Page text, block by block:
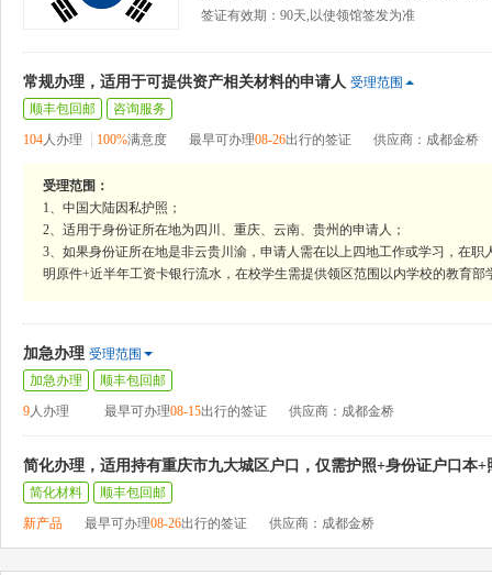
签证有效期：90天,以使领馆签发为准
常规办理，适用于可提供资产相关材料的申请人 受理范围
顺丰包回邮
咨询服务
104人办理 100%满意度 最早可办理08-26出行的签证 供应商：成都金桥
受理范围：
1、中国大陆因私护照；
2、适用于身份证所在地为四川、重庆、云南、贵州的申请人；
3、如果身份证所在地是非云贵川渝，申请人需在以上四地工作或学习，在
明原件+近半年工资卡银行流水，在校学生需提供领区范围以内学校的教育部
加急办理 受理范围
加急办理
顺丰包回邮
9人办理 最早可办理08-15出行的签证 供应商：成都金桥
简化办理，适用持有重庆市九大城区户口，仅需护照+身份证户口本+
简化材料
顺丰包回邮
新产品
最早可办理08-26出行的签证 供应商：成都金桥